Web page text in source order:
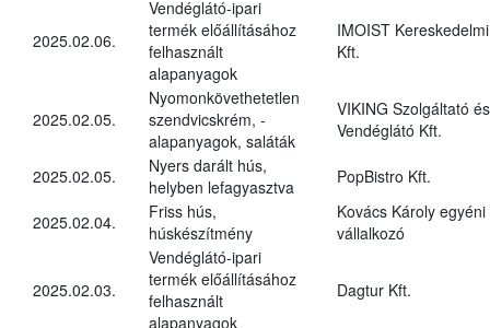
2025.02.06.
Vendéglátó-ipari
termék előállításához
felhasznált
alapanyagok
IMOIST Kereskedelmi
Kft.
2025.02.05.
Nyomonkövethetetlen
szendvicskrém, -
alapanyagok, saláták
VIKING Szolgáltató és
Vendéglátó Kft.
2025.02.05.
Nyers darált hús,
helyben lefagyasztva
PopBistro Kft.
2025.02.04.
Friss hús,
húskészítmény
Kovács Károly egyéni
vállalkozó
2025.02.03.
Vendéglátó-ipari
termék előállításához
felhasznált
alapanyagok
Dagtur Kft.